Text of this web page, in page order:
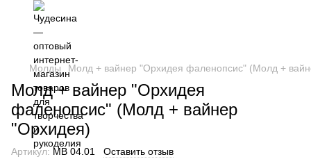
Молды Молд + вайнер "Орхидея фаленопсис" (Молд +
Молд + вайнер "Орхидея
фаленопсис" (Молд + вайнер
"Орхидея)
Артикул: МВ 04.01 Оставить отзыв